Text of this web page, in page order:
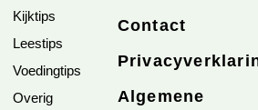
Kijktips
Leestips
Voedingtips
Overig
Contact
Algemene